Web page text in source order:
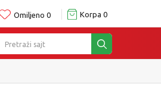
Omiljeno 0 Korpa 0
Pretraži sajt